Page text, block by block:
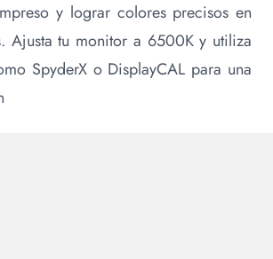
y lograr colores precisos en
Ajusta tu monitor a 6500K y utiliza
SpyderX o DisplayCAL para una